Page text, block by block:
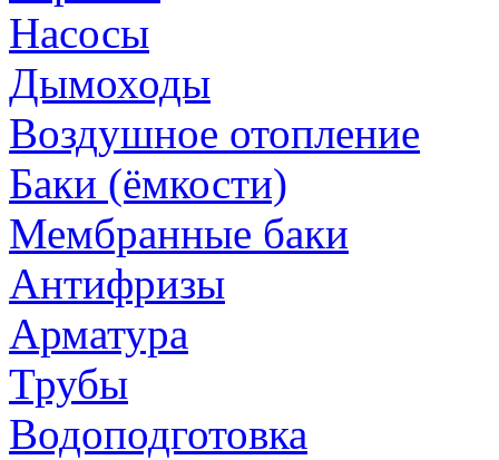
Насосы
Дымоходы
Воздушное отопление
Баки (ёмкости)
Мембранные баки
Антифризы
Арматура
Трубы
Водоподготовка